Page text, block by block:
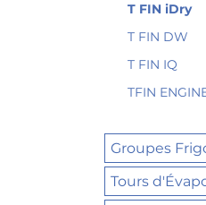
T FIN iDry
T FIN DW
T FIN IQ
TFIN
Groupes
Tours